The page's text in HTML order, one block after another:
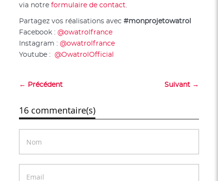
via notre formulaire de contact.
Partagez vos réalisations avec #monprojetowatrol
Facebook : @owatrolfrance
Instagram : @owatrolfrance
Youtube : @OwatrolOfficial
← Précédent Suivant →
16 commentaire(s)